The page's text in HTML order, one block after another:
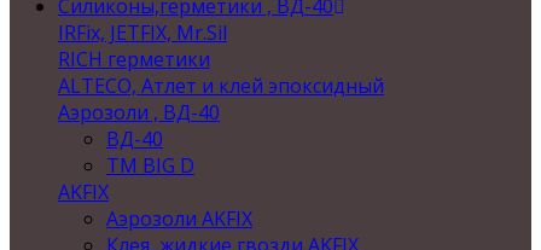
Силиконы,герметики , ВД-40
IRFix, JETFIX, Mr.Sil
RICH герметики
ALTECO, Атлет и клей эпоксидный
Аэрозоли , ВД-40
ВД-40
TM BIG D
AKFIX
Аэрозоли AKFIX